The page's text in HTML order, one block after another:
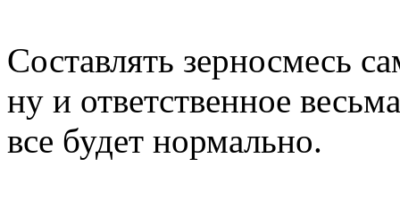
Составлять зерносмесь
ну и ответственное
все будет нормально.